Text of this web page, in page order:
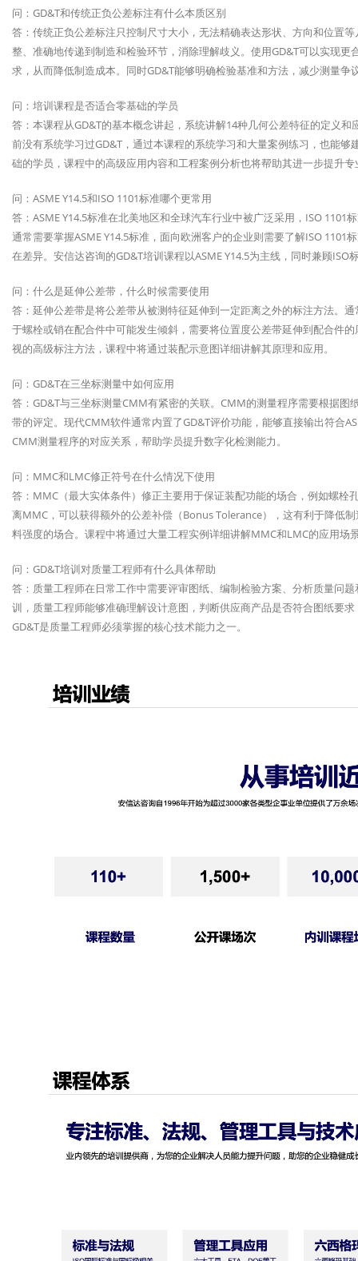
问：GD&T和传统正负公差标注有什么本质区别
答：传统正负公差标注只控制尺寸大小，无法精确表达形状、方向和位置
整、准确地传递到制造和检验环节，消除理解歧义。使用GD&T可以实现
求，从而降低制造成本。同时GD&T能够明确检验基准和方法，减少测量争
问：培训课程是否适合零基础的学员
答：本课程从GD&T的基本概念讲起，系统讲解14种几何公差特征的定义
前没有系统学习过GD&T，通过本课程的系统学习和大量案例练习，也能
础的学员，课程中的高级应用内容和工程案例分析也将帮助其进一步提升专
问：ASME Y14.5和ISO 1101标准哪个更常用
答：ASME Y14.5标准在北美地区和全球汽车行业中被广泛采用，ISO
通常需要掌握ASME Y14.5标准，面向欧洲客户的企业则需要了解ISO
在差异。安信达咨询的GD&T培训课程以ASME Y14.5为主线，同时兼顾ISO
问：什么是延伸公差带，什么时候需要使用
答：延伸公差带是将公差带从被测特征延伸到一定距离之外的标注方法。
于螺栓或销在配合件中可能发生倾斜，需要将位置度公差带延伸到配合件
视的高级标注方法，课程中将通过装配示意图详细讲解其原理和应用。
问：GD&T在三坐标测量中如何应用
答：GD&T与三坐标测量CMM有紧密的关联。CMM的测量程序需要根据
带的评定。现代CMM软件通常内置了GD&T评价功能，能够直接输出符合
CMM测量程序的对应关系，帮助学员提升数字化检测能力。
问：MMC和LMC修正符号在什么情况下使用
答：MMC（最大实体条件）修正主要用于保证装配功能的场合，例如螺
离MMC，可以获得额外的公差补偿（Bonus Tolerance），这有利于降低
料强度的场合。课程中将通过大量工程实例详细讲解MMC和LMC的应用场
问：GD&T培训对质量工程师有什么具体帮助
答：质量工程师在日常工作中需要评审图纸、编制检验方案、分析质量问
训，质量工程师能够准确理解设计意图，判断供应商产品是否符合图纸要
GD&T是质量工程师必须掌握的核心技术能力之一。